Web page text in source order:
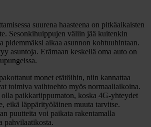
suurena haasteena on pitkäaikaisten
Sesonkihuippujen väliin jää kuitenkin
pidemmäksi aikaa asunnon kohtuuhintaan.
asuntoja. Erämaan keskellä oma auto on
monet etätöihin, niin kannattaa
toimiva vaihtoehto myös normaaliaikoina.
olla paikkariippumaton, koska 4G-yhteydet
eikä läppärityöläinen muuta tarvitse.
puutteita voi paikata rakentamalla
pahvilaatikosta.